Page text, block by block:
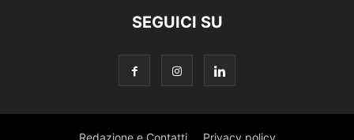
SEGUICI SU
Redazione e Contatti Privacy policy